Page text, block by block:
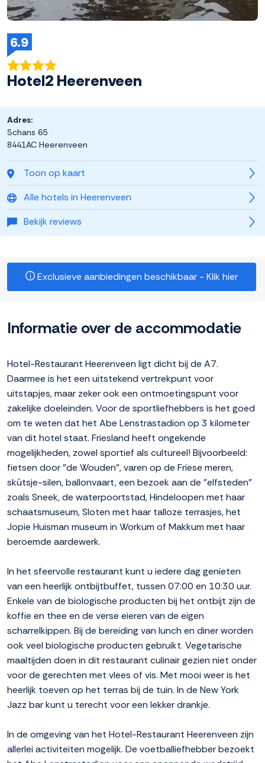
6.9
Hotel2 Heerenveen
Toon op kaart
Alle hotels in Heerenveen
Bekijk reviews
Adres:
Schans 65
8441AC Heerenveen
Exclusieve aanbiedingen beschikbaar - Klik hier
Informatie over de accommodatie
Hotel-Restaurant Heerenveen ligt dicht bij de A7.
Daarmee is het een uitstekend vertrekpunt voor
uitstapjes, maar zeker ook een ontmoetingspunt voor
zakelijke doeleinden. Voor de sportliefhebbers is het goed
om te weten dat het Abe Lenstrastadion op 3 kilometer
van dit hotel staat. Friesland heeft ongekende
mogelijkheden, zowel sportief als cultureel! Bijvoorbeeld:
fietsen door "de Wouden", varen op de Friese meren,
skûtsje-silen, ballonvaart, een bezoek aan de "elfsteden"
zoals Sneek, de waterpoortstad, Hindeloopen met haar
schaatsmuseum, Sloten met haar talloze terrasjes, het
Jopie Huisman museum in Workum of Makkum met haar
beroemde aardewerk.
In het sfeervolle restaurant kunt u iedere dag genieten
van een heerlijk ontbijtbuffet, tussen 07:00 en 10:30 uur.
Enkele van de biologische producten bij het ontbijt zijn de
koffie en thee en de verse eieren van de eigen
scharrelkippen. Bij de bereiding van lunch en diner worden
ook veel biologische producten gebruikt. Vegetarische
maaltijden doen in dit restaurant culinair gezien niet onder
voor de gerechten met vlees of vis. Met mooi weer is het
heerlijk toeven op het terras bij de tuin. In de New York
Jazz bar kunt u terecht voor een lekker drankje.
In de omgeving van het Hotel-Restaurant Heerenveen zijn
allerlei activiteiten mogelijk. De voetballiefhebber bezoekt